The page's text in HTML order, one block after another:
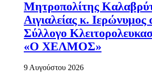
Μητροπολίτης
Αιγιαλείας κ. Ιερώνυμος
Σύλλογο
«Ο ΧΕΛΜΟΣ»
9 Αυγούστου 2026